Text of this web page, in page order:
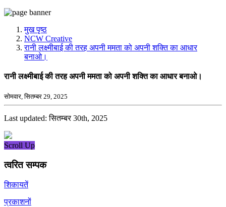
मुख पृष्ठ
NCW Creative
रानी लक्ष्मीबाई की तरह अपनी ममता को अपनी शक्ति का आधार
बनाओ।
रानी लक्ष्मीबाई की तरह अपनी ममता को अपनी शक्ति का आधार बनाओ।
सोमवार, सितम्बर 29, 2025
Last updated: सितम्बर 30th, 2025
Scroll Up
त्वरित सम्पक
शिकायतें
प्रकाशनों